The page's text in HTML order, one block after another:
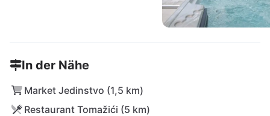
In der Nähe
Market Jedinstvo (1,5 km)
Restaurant Tomažići (5 km)